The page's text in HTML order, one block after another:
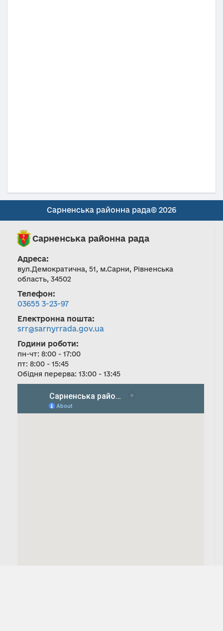
Сарненська районна рада© 2026
Сарненська районна рада
Адреса:
вул.Демократична, 51, м.Сарни, Рівненська
область, 34502
Телефон:
03655 3-23-97
Електронна пошта:
srr@sarnyrrada.gov.ua
Години роботи:
пн-чт: 8:00 - 17:00
пт: 8:00 - 15:45
Обідня перерва: 13:00 - 13:45